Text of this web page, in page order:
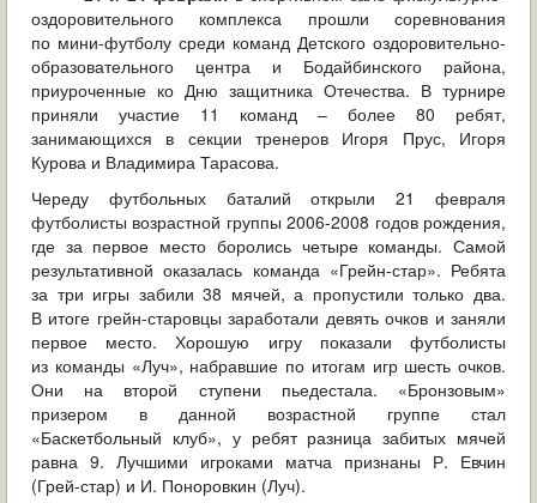
МУНИЦИПАЛЬНЫЕ УСЛУГИ
ОБРАЩЕНИЯ ГРАЖДАН
ГРАДОСТРОИТЕЛЬНАЯ ДЕЯТЕЛЬНОСТЬ
ИНФОРМИРОВАНИЕ НАСЕЛЕНИЯ
ДЕЯТЕЛЬНОСТЬ ПРОКУРАТУРЫ
МУНИЦИПАЛЬНЫЙ КОНТРОЛЬ
ПОИСК ПО САЙТУ
оздоровительного комплекса прошли соревнования
по мини-футболу среди команд Детского оздоровительно-
образовательного центра и Бодайбинского района,
приуроченные ко Дню защитника Отечества. В турнире
приняли участие 11 команд – более 80 ребят,
занимающихся в секции тренеров Игоря Прус, Игоря
Курова и Владимира Тарасова.
Череду футбольных баталий открыли 21 февраля
футболисты возрастной группы 2006-2008 годов рождения,
где за первое место боролись четыре команды. Самой
результативной оказалась команда «Грейн-стар». Ребята
за три игры забили 38 мячей, а пропустили только два.
В итоге грейн-старовцы заработали девять очков и заняли
первое место. Хорошую игру показали футболисты
из команды «Луч», набравшие по итогам игр шесть очков.
Они на второй ступени пьедестала. «Бронзовым»
призером в данной возрастной группе стал
«Баскетбольный клуб», у ребят разница забитых мячей
равна 9. Лучшими игроками матча признаны Р. Евчин
(Грей-стар) и И. Поноровкин (Луч).